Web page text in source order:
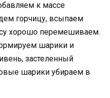
к массе
горчицу, всыпаем
хорошо перемешиваем.
шарики и
застеленный
шарики убираем в